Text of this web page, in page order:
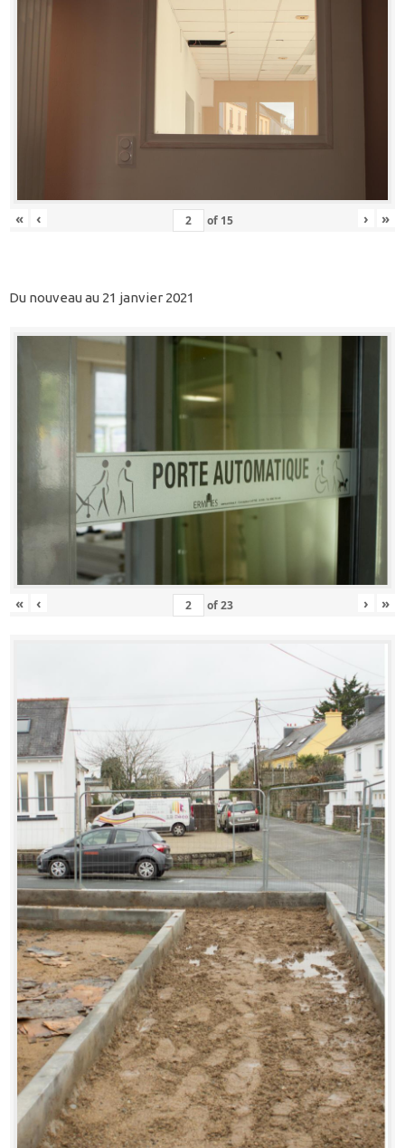
« ‹ of 15 › »
Du nouveau au 21 janvier 2021
« ‹ of23 › »